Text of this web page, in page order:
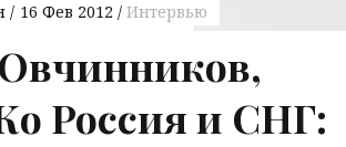
16 Фев 2012 Интервью
Россия и СНГ: